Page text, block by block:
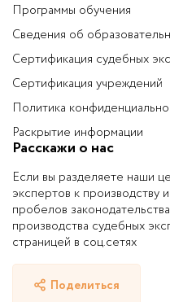
Программы обучения
Сведения об
Сертификация судебных
Сертификация учреждений
Политика
Раскрытие информации
Расскажи о нас
Если вы разделяете наши
экспертов к производству
пробелов
производства судебных
страницей в соц.сетях
Поделиться